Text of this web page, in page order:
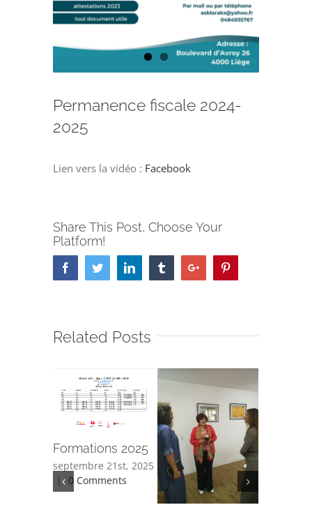
Permanence fiscale 2024-
2025
Lien vers la vidéo : Facebook
Share This Post, Choose Your
Platform!
FacebookTwitterLinkedin TumblrGoogle+
Related Posts
Formations 2025
septembre 21st, 2025
| 0 Comments